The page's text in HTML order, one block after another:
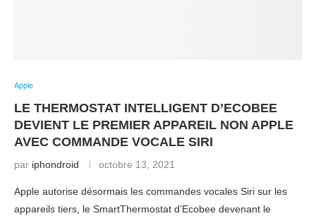
Apple
LE THERMOSTAT INTELLIGENT D’ECOBEE
DEVIENT LE PREMIER APPAREIL NON APPLE
AVEC COMMANDE VOCALE SIRI
par iphondroid octobre 13, 2021
Apple autorise désormais les commandes vocales Siri sur les
appareils tiers, le SmartThermostat d’Ecobee devenant le